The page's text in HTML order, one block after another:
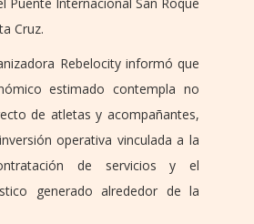
Cruz.
Rebelocity informó que
estimado contempla no
de atletas y acompañantes,
operativa vinculada a la
de servicios y el
generado alrededor de la